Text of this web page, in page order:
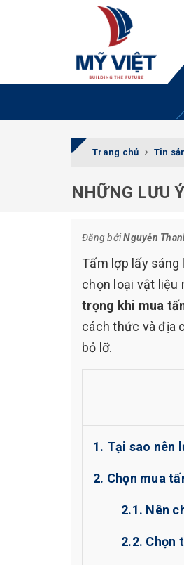
Trang chủ Tin
NHỮNG LƯU
Đăng bởiNguyễn
Tấm lợp lấy sáng
chọn loại vật liệu
trọng khi mua
cách thức và địa
bỏ lỡ.
1. Tại sao nên
2. Chọn mua
2.1. Nên
2.2. Chọn